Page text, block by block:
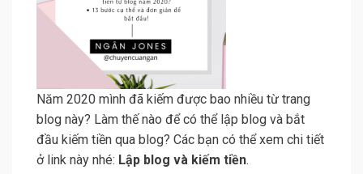
Năm 2020 mình đã kiếm được bao nhiều từ trang
blog này? Làm thế nào để có thể lập blog và bắt
đầu kiếm tiền qua blog? Các bạn có thể xem chi tiết
ở link này nhé: Lập blog và kiếm tiền.